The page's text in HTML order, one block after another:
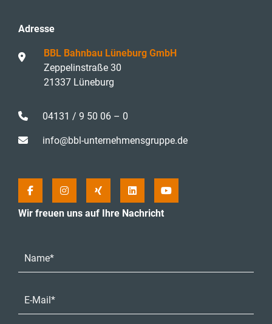
Wir freuen uns auf Ihre Nachricht
Adresse
BBL Bahnbau Lüneburg GmbH
Zeppelinstraße 30
21337 Lüneburg
04131 / 9 50 06 – 0
info@bbl-unternehmensgruppe.de